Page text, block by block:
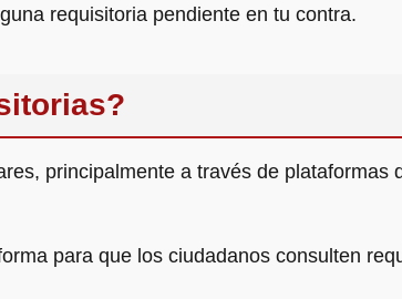
requisitoria pendiente en tu contra.
principalmente a través de plataformas
para que los ciudadanos consulten